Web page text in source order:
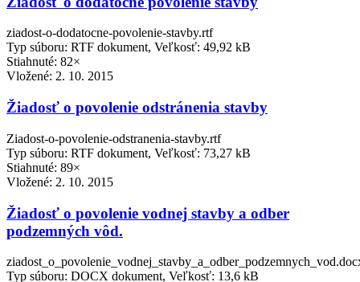
ziadost-o-dodatocne-povolenie-stavby.rtf
Typ súboru: RTF dokument, Veľkosť: 49,92 kB
Stiahnuté: 82×
Vložené: 2. 10. 2015
Žiadosť o povolenie odstránenia stavby
Ziadost-o-povolenie-odstranenia-stavby.rtf
Typ súboru: RTF dokument, Veľkosť: 73,27 kB
Stiahnuté: 89×
Vložené: 2. 10. 2015
Žiadosť o povolenie vodnej stavby a odber
podzemných vôd.
Typ súboru: DOCX dokument, Veľkosť: 13,6 kB